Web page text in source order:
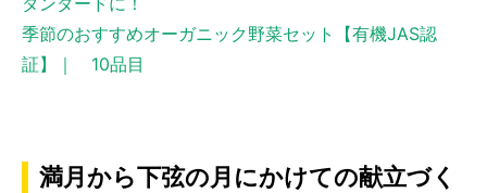
季節のおすすめオーガニック野菜セット【有機JAS認
証】｜ 10品目
満月から下弦の月にかけての献立づく